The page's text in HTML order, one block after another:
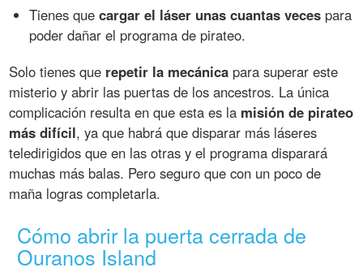
Tienes quecargar el láser unas cuantas veces para
poder dañar el programa de pirateo.
Solo tienes que repetir la mecánica para superar este
misterio y abrir las puertas de los ancestros. La única
complicación resulta en que esta es la misión de pirateo
más difícil, ya que habrá que disparar más láseres
teledirigidos que en las otras y el programa disparará
muchas más balas. Pero seguro que con un poco de
maña logras completarla.
Cómo abrir la puerta cerrada de
Ouranos Island